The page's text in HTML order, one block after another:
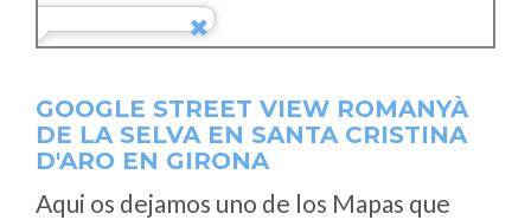
GOOGLE STREET VIEW ROMANYÀ
DE LA SELVA EN SANTA CRISTINA
D'ARO EN GIRONA
Aqui os dejamos uno de los Mapas que